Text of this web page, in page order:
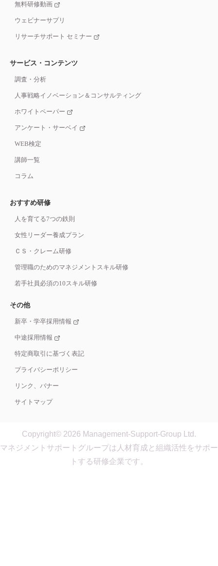
無料研修動画
ウェビナーサプリ
リサーチサポート セミナー
サービス・コンテンツ
調査・分析
人事戦略イノベーション＆コンサルティング
ホワイトペーパー
アンケート・サーベイ
WEB検定
講師一覧
コラム
おすすめ研修
人を育てる7つの鉄則
女性リーダー養成プラン
ＣＳ・クレーム研修
管理職のためのマネジメントスキル研修
若手社員必須の10スキル研修
その他
新卒・学卒採用情報
中途採用情報
特定商取引に基づく表記
プライバシーポリシー
リンク、バナー
サイトマップ
Copyright© 2026 Management-Support-Group Ltd.
マネジメントサポートグループは人材育成と組織活性をサポー
トする研修企業です。